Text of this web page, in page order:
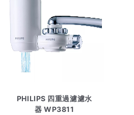
PHILIPS 四重過濾濾水
器 WP3811